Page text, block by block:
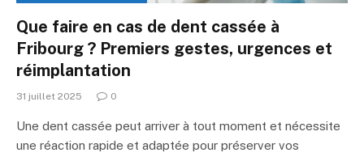
Que faire en cas de dent cassée à
Fribourg ? Premiers gestes, urgences et
réimplantation
31 juillet 2025 0
Une dent cassée peut arriver à tout moment et nécessite
une réaction rapide et adaptée pour préserver vos